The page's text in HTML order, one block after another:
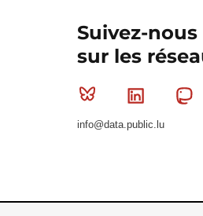
Suivez-nous
sur les
Bluesky Linkedin
info@data.public.lu